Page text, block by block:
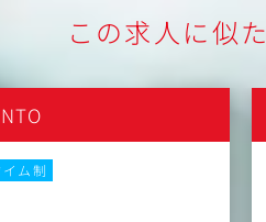
チームとの連携
点に、ブランド戦略、コミ
PR・インフルエンサー施
ライアントの事業成長に伴
この求人に似
ム制